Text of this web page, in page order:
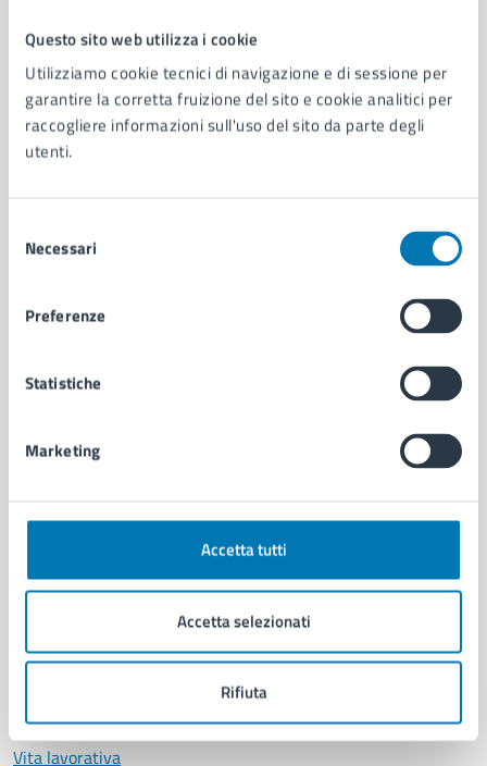
Questo sito web utilizza i cookie
Utilizziamo cookie tecnici di navigazione e di sessione per
garantire la corretta fruizione del sito e cookie analitici per
raccogliere informazioni sull'uso del sito da parte degli
utenti.
delNecessari
Preferenze
Statistiche
Marketing
Accetta tutti
Accetta selezionati
Rifiuta
Comune di Napoli
AMMINISTRAZIONE
Uffici
Politici
Intranet, posta aziendale e protocollo
CATEGORIE DI SERVIZIO
Anagrafe e stato civile
Cultura e tempo libero
Documenti e certificati
Educazione e formazione
Giustizia e sicurezza pubblica
Salute, benessere e assistenza
Servizi Cimiteriali
Vita lavorativa